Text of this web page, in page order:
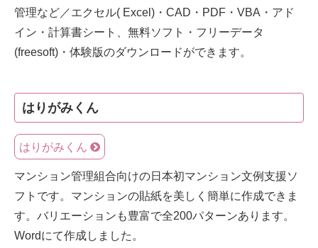
管理など／エクセル( Excel)・CAD・PDF・VBA・アド
イン・計算書シート、無料ソフト・フリーデータ
(freesoft)・体験版のダウンロードができます。
はりがみくん
はりがみくん
マンション管理組合向けの日本初マンション文例支援ソ
フトです。マンションの貼紙を美しく簡単に作成できま
す。バリエーションも豊富で全200パターンあります。
Wordにて作成しました。